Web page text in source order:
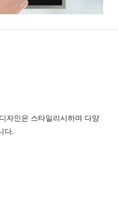
자인은 스타일리시하며 다양
다.